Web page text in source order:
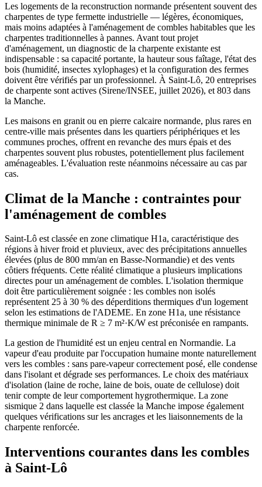
Les logements de la reconstruction normande présentent souvent des
charpentes de type fermette industrielle — légères, économiques,
mais moins adaptées à l'aménagement de combles habitables que les
charpentes traditionnelles à pannes. Avant tout projet
d'aménagement, un diagnostic de la charpente existante est
indispensable : sa capacité portante, la hauteur sous faîtage, l'état des
bois (humidité, insectes xylophages) et la configuration des fermes
doivent être vérifiés par un professionnel. À Saint-Lô, 20 entreprises
de charpente sont actives (Sirene/INSEE, juillet 2026), et 803 dans
la Manche.
Les maisons en granit ou en pierre calcaire normande, plus rares en
centre-ville mais présentes dans les quartiers périphériques et les
communes proches, offrent en revanche des murs épais et des
charpentes souvent plus robustes, potentiellement plus facilement
aménageables. L'évaluation reste néanmoins nécessaire au cas par
cas.
Climat de la Manche : contraintes pour
l'aménagement de combles
Saint-Lô est classée en zone climatique H1a, caractéristique des
régions à hiver froid et pluvieux, avec des précipitations annuelles
élevées (plus de 800 mm/an en Basse-Normandie) et des vents
côtiers fréquents. Cette réalité climatique a plusieurs implications
directes pour un aménagement de combles. L'isolation thermique
doit être particulièrement soignée : les combles non isolés
représentent 25 à 30 % des déperditions thermiques d'un logement
selon les estimations de l'ADEME. En zone H1a, une résistance
thermique minimale de R ≥ 7 m²·K/W est préconisée en rampants.
La gestion de l'humidité est un enjeu central en Normandie. La
vapeur d'eau produite par l'occupation humaine monte naturellement
vers les combles : sans pare-vapeur correctement posé, elle condense
dans l'isolant et dégrade ses performances. Le choix des matériaux
d'isolation (laine de roche, laine de bois, ouate de cellulose) doit
tenir compte de leur comportement hygrothermique. La zone
sismique 2 dans laquelle est classée la Manche impose également
quelques vérifications sur les ancrages et les liaisonnements de la
charpente renforcée.
Interventions courantes dans les combles
à Saint-Lô